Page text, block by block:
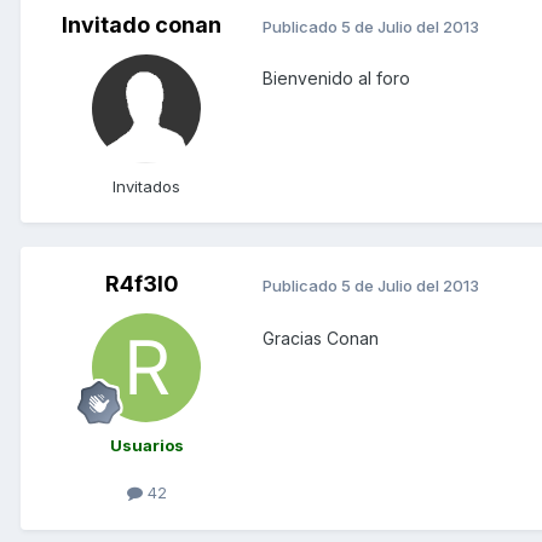
Invitado conan
Invitados
Publicado 5 de Julio del 2013
Bienvenido al foro
R4f3l0
Usuarios
42
Publicado 5 de Julio del 2013
Gracias Conan